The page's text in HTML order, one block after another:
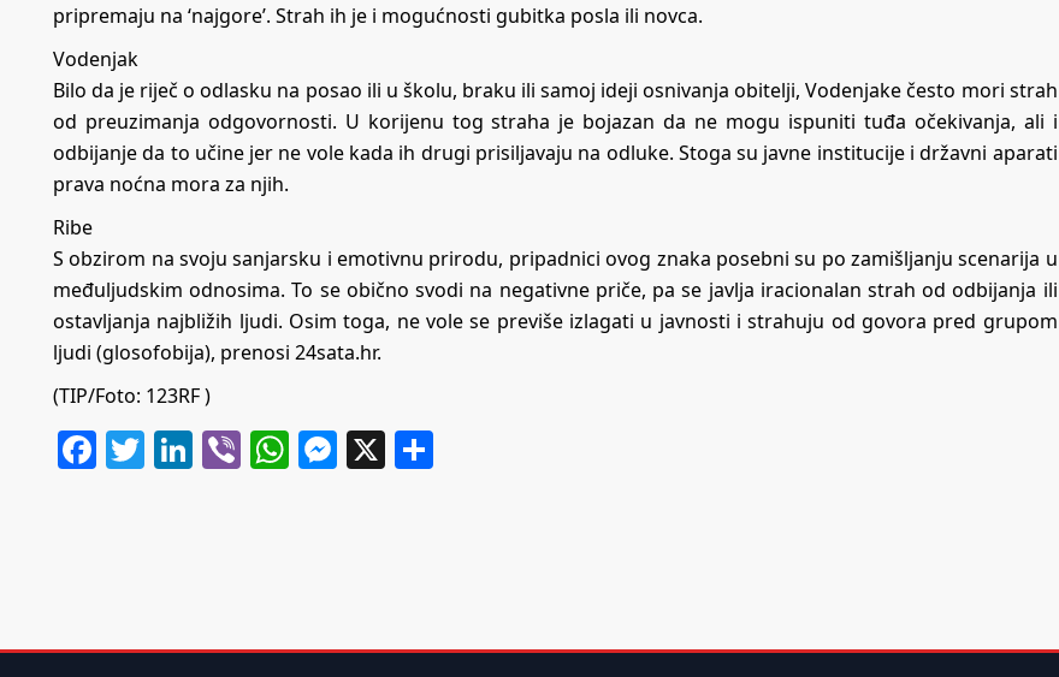
pripremaju na ‘najgore’. Strah ih je i mogućnosti gubitka posla ili novca.
Vodenjak
Bilo da je riječ o odlasku na posao ili u školu, braku ili samoj ideji osnivanja obitelji, Vodenjake često mori strah
od preuzimanja odgovornosti. U korijenu tog straha je bojazan da ne mogu ispuniti tuđa očekivanja, ali i
odbijanje da to učine jer ne vole kada ih drugi prisiljavaju na odluke. Stoga su javne institucije i državni aparati
prava noćna mora za njih.
Ribe
S obzirom na svoju sanjarsku i emotivnu prirodu, pripadnici ovog znaka posebni su po zamišljanju scenarija u
međuljudskim odnosima. To se obično svodi na negativne priče, pa se javlja iracionalan strah od odbijanja ili
ostavljanja najbližih ljudi. Osim toga, ne vole se previše izlagati u javnosti i strahuju od govora pred grupom
ljudi (glosofobija), prenosi 24sata.hr.
(TIP/Foto: 123RF )
Facebook
Twitter
LinkedIn
ViberWhatsApp
Messenger
X